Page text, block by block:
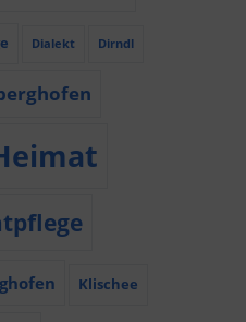
Dialekt Dirndl
Klischee